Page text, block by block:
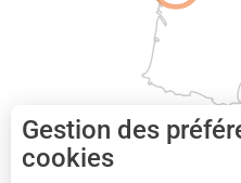
Gestion des
cookies